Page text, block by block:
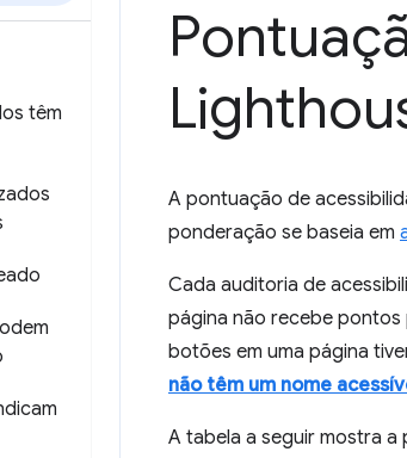
têm
A pontuação de
ponderação se baseia em
Cada auditoria de
página não recebe pontos
botões em uma página
não têm um nome
A tabela a seguir mostra